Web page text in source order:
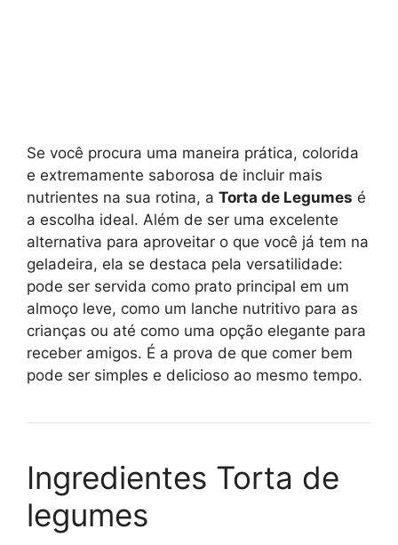
Se você procura uma maneira prática, colorida
e extremamente saborosa de incluir mais
nutrientes na sua rotina, a Torta de Legumes é
a escolha ideal. Além de ser uma excelente
alternativa para aproveitar o que você já tem na
geladeira, ela se destaca pela versatilidade:
pode ser servida como prato principal em um
almoço leve, como um lanche nutritivo para as
crianças ou até como uma opção elegante para
receber amigos. É a prova de que comer bem
pode ser simples e delicioso ao mesmo tempo.
Ingredientes Torta de
legumes